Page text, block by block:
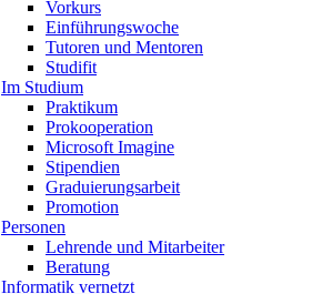
Vorkurs
Einführungswoche
Tutoren und Mentoren
Studifit
Im Studium
Praktikum
Prokooperation
Microsoft Imagine
Stipendien
Graduierungsarbeit
Promotion
Personen
Lehrende und Mitarbeiter
Beratung
Informatik vernetzt